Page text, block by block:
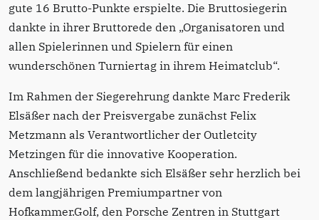
gute 16 Brutto-Punkte erspielte. Die Bruttosiegerin
dankte in ihrer Bruttorede den „Organisatoren und
allen Spielerinnen und Spielern für einen
wunderschönen Turniertag in ihrem Heimatclub“.
Im Rahmen der Siegerehrung dankte Marc Frederik
Elsäßer nach der Preisvergabe zunächst Felix
Metzmann als Verantwortlicher der Outletcity
Metzingen für die innovative Kooperation.
Anschließend bedankte sich Elsäßer sehr herzlich bei
dem langjährigen Premiumpartner von
Hofkammer.Golf, den Porsche Zentren in Stuttgart